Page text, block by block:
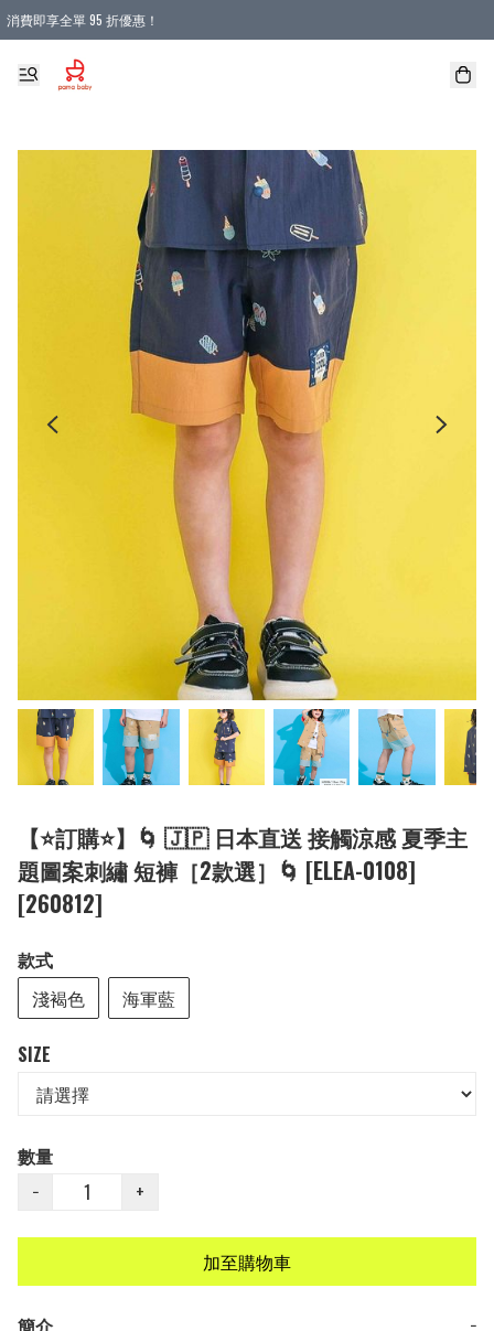
消費即享全單 95 折優惠！
購物滿 HKD 900.00即享免運費優惠！（適用於 本地送貨、本地取貨 )
【⭐訂購⭐】🌀 🇯🇵 日本直送 接觸涼感 夏季主
題圖案刺繡 短褲［2款選］🌀 [ELEA-0108]
[260812]
款式
淺褐色
海軍藍
SIZE
數量
−
+
加至購物車